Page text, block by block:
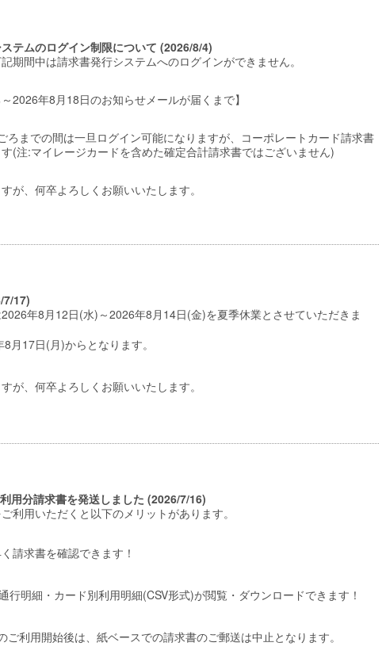
ステムのログイン制限について (2026/8/4)
期間中は請求書発行システムへのログインができません。
2026年8月18日のお知らせメールが届くまで】
ろまでの間は一旦ログイン可能になりますが、コーポレートカード請求書
(注:マイレージカードを含めた確定合計請求書ではございません)
が、何卒よろしくお願いいたします。
7/17)
年8月12日(水)～2026年8月14日(金)を夏季休業とさせていただきま
月17日(月)からとなります。
が、何卒よろしくお願いいたします。
用分請求書を発送しました (2026/7/16)
利用いただくと以下のメリットがあります。
請求書を確認できます！
明細・カード別利用明細(CSV形式)が閲覧・ダウンロードできます！
利用開始後は、紙ベースでの請求書のご郵送は中止となります。